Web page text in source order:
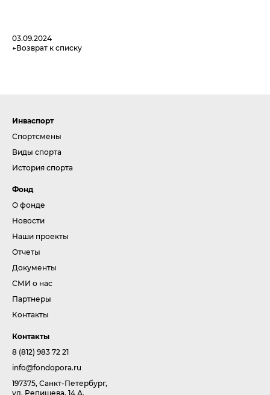
03.09.2024
Возврат к списку
Инваспорт
Спортсмены
Виды спорта
История спорта
Фонд
О фонде
Новости
Наши проекты
Отчеты
Документы
СМИ о нас
Партнеры
Контакты
Контакты
8 (812) 983 72 21
info@fondopora.ru
197375, Санкт-Петербург,
ул. Репищева, 14 А.